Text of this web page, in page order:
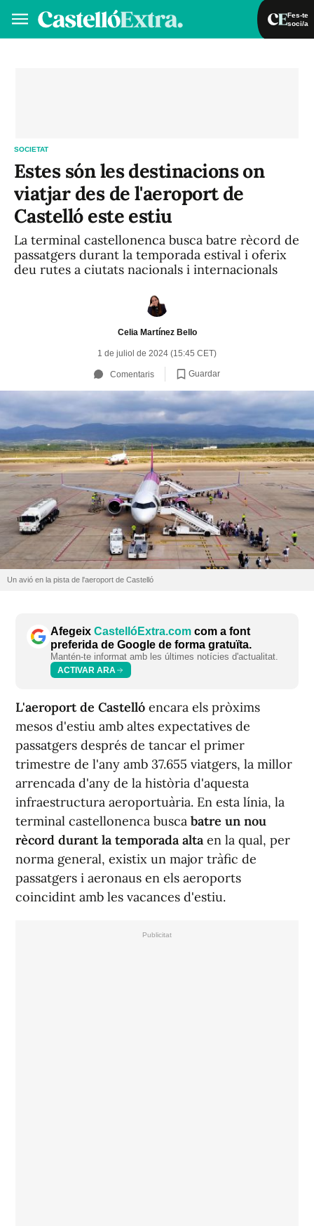
Fes-te
soci/a
SOCIETAT
Estes són les destinacions on
viatjar des de l'aeroport de
Castelló este estiu
La terminal castellonenca busca batre rècord de
passatgers durant la temporada estival i oferix
deu rutes a ciutats nacionals i internacionals
Celia Martínez Bello
1 de juliol de 2024 (15:45 CET)
Comentaris Guardar
Un avió en la pista de l'aeroport de Castelló
Afegeix CastellóExtra.com com a font
preferida de Google de forma gratuïta.
Mantén-te informat amb les últimes notícies d'actualitat.
ACTIVAR ARA
L'aeroport de Castelló encara els pròxims
mesos d'estiu amb altes expectatives de
passatgers després de tancar el primer
trimestre de l'any amb 37.655 viatgers, la millor
arrencada d'any de la història d'aquesta
infraestructura aeroportuària. En esta línia, la
terminal castellonenca busca batre un nou
rècord durant la temporada alta en la qual, per
norma general, existix un major tràfic de
passatgers i aeronaus en els aeroports
coincidint amb les vacances d'estiu.